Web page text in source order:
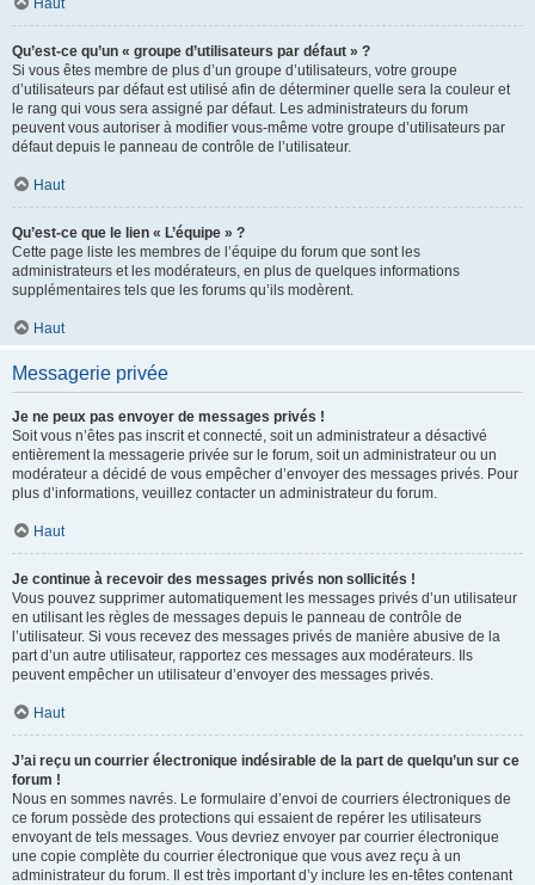
Haut
Qu’est-ce qu’un « groupe d’utilisateurs par défaut » ?
Si vous êtes membre de plus d’un groupe d’utilisateurs, votre groupe
d’utilisateurs par défaut est utilisé afin de déterminer quelle sera la couleur et
le rang qui vous sera assigné par défaut. Les administrateurs du forum
peuvent vous autoriser à modifier vous-même votre groupe d’utilisateurs par
défaut depuis le panneau de contrôle de l’utilisateur.
Haut
Qu’est-ce que le lien « L’équipe » ?
Cette page liste les membres de l’équipe du forum que sont les
administrateurs et les modérateurs, en plus de quelques informations
supplémentaires tels que les forums qu’ils modèrent.
Haut
Messagerie privée
Je ne peux pas envoyer de messages privés !
Soit vous n’êtes pas inscrit et connecté, soit un administrateur a désactivé
entièrement la messagerie privée sur le forum, soit un administrateur ou un
modérateur a décidé de vous empêcher d’envoyer des messages privés. Pour
plus d’informations, veuillez contacter un administrateur du forum.
Haut
Je continue à recevoir des messages privés non sollicités !
Vous pouvez supprimer automatiquement les messages privés d’un utilisateur
en utilisant les règles de messages depuis le panneau de contrôle de
l’utilisateur. Si vous recevez des messages privés de manière abusive de la
part d’un autre utilisateur, rapportez ces messages aux modérateurs. Ils
peuvent empêcher un utilisateur d’envoyer des messages privés.
Haut
J’ai reçu un courrier électronique indésirable de la part de quelqu’un sur ce
forum !
Nous en sommes navrés. Le formulaire d’envoi de courriers électroniques de
ce forum possède des protections qui essaient de repérer les utilisateurs
envoyant de tels messages. Vous devriez envoyer par courrier électronique
une copie complète du courrier électronique que vous avez reçu à un
administrateur du forum. Il est très important d’y inclure les en-têtes contenant